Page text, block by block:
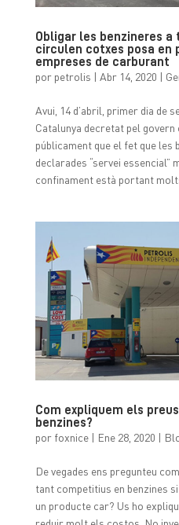
Obligar les benzineres a
circulen cotxes posa en
empreses de carburant
por petrolis | Abr 14, 2020 |
Avui, 14 d’abril, primer dia de
Catalunya decretat pel
públicament que el fet que les
declarades “servei essencial”
confinament està portant
Com expliquem els
benzines?
por foxnice| Ene 28, 2020 |
De vegades ens pregunteu
tant competitius en benzines
un producte car? Us ho